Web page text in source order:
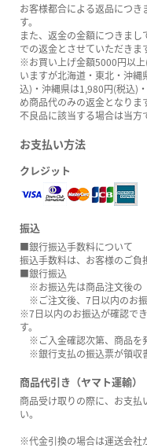
お客様都合による返品につ
す。
また、返金の金額につきま
での返金とさせていただきま
※お買い上げ金額5000円以
いますが北海道・東北・沖
込)・沖縄県は1,980円(税込)
め商品代のみの返金となりま
不良品に該当する場合は当方
お支払い方法
クレジット
振込
■銀行振込手数料について
振込手数料は、お客様のご負
■銀行振込
※お振込先は商品注文後の
※ご注文後、7日以内のお振
※7日以内のお振込が確認で
す。
※ご入金確認次第、商品を
※銀行支払の振込票が領収
商品代引き（ヤマト運輸）
商品受け取りの際に、お支
い。
※代金引換の場合は運送会社